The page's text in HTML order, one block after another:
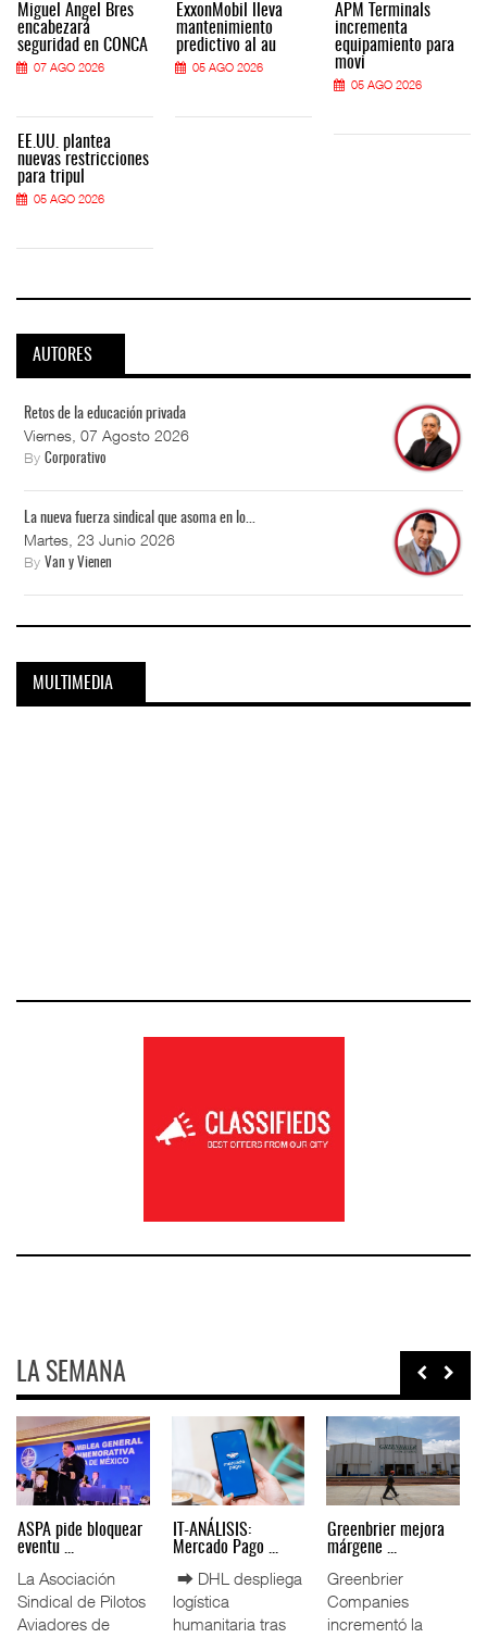
Miguel Ángel Bres
encabezará
seguridad en CONCA
07 AGO 2026
EE.UU. plantea
nuevas restricciones
para tripul
05 AGO 2026
ExxonMobil lleva
mantenimiento
predictivo al au
05 AGO 2026
APM Terminals
incrementa
equipamiento para
movi
05 AGO 2026
AUTORES
Retos de la educación privada
Viernes, 07 Agosto 2026
By Corporativo
La nueva fuerza sindical que asoma en lo...
Martes, 23 Junio 2026
By Van y Vienen
MULTIMEDIA
LA SEMANA
Bres
IT-ANÁLISIS: Puerto
⮕ Canal de
Panamá reducirá
nuevamente el
La ATTRAPI licita
red de ...
La Agencia de
Transporte Público
ASPA pide
Sindical
Aviadores